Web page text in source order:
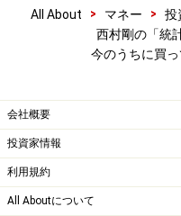
・1,000株以上：(A)平
・2,000株以上：(A)全
券
(C)新米、(D)ミネラル
（900ml）より一つ選択
・1,000株以上：(C)5kg
All About > マネー > 投
西村剛の「統
今のうちに買
会社概要
投資家情報
利用規約
All Aboutについて